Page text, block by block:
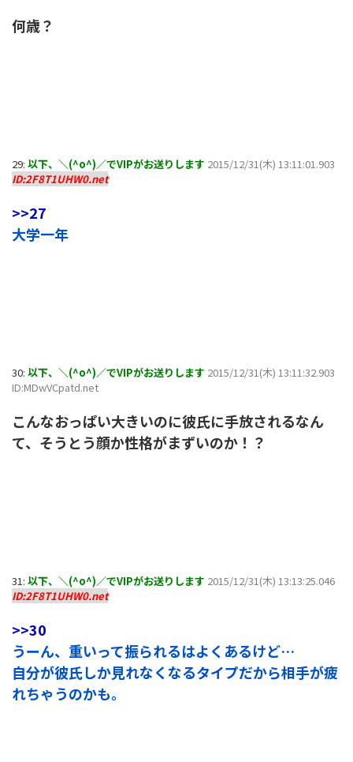
何歳？
29: 以下、＼(^o^)／でVIPがお送りします 2015/12/31(木) 13:11:01.903
ID:2F8T1UHW0.net
>>27
大学一年
30: 以下、＼(^o^)／でVIPがお送りします 2015/12/31(木) 13:11:32.903
ID:MDwVCpatd.net
こんなおっぱい大きいのに彼氏に手放されるなん
て、そうとう顔か性格がまずいのか！？
31: 以下、＼(^o^)／でVIPがお送りします 2015/12/31(木) 13:13:25.046
ID:2F8T1UHW0.net
>>30
うーん、重いって振られるはよくあるけど…
自分が彼氏しか見れなくなるタイプだから相手が疲
れちゃうのかも。